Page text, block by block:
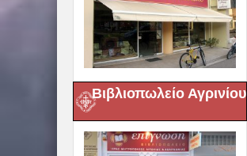
Βιβλιοπωλείο Αγρινίου